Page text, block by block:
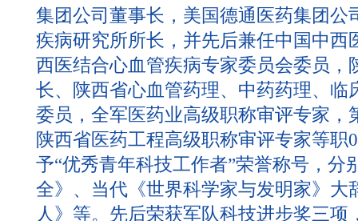
集团公司董事长，美国德通医药集团公
疾病研究所所长，并先后兼任中国中西
西医结合心血管疾病专家委员会委员，
长、陕西省心血管药理、中药药理、临
委员，全军医药业高级职称审评专家，
陕西省医药工程高级职称审评专家等职
予“优秀青年科技工作者”荣誉称号，分
全》、当代《世界科学家与发明家》大
人》等。先后荣获军队科技进步奖三项